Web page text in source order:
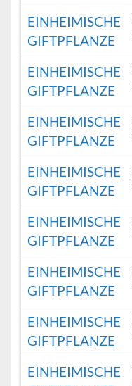
EINHEIMISCHE
GIFTPFLANZE
EINHEIMISCHE
GIFTPFLANZE
EINHEIMISCHE
GIFTPFLANZE
EINHEIMISCHE
GIFTPFLANZE
EINHEIMISCHE
GIFTPFLANZE
EINHEIMISCHE
GIFTPFLANZE
EINHEIMISCHE
GIFTPFLANZE
EINHEIMISCHE